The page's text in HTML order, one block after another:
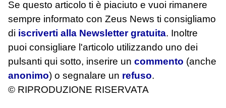
Se questo articolo ti è piaciuto e vuoi rimanere
sempre informato con Zeus News ti consigliamo
di iscriverti alla Newsletter gratuita. Inoltre
puoi consigliare l'articolo utilizzando uno dei
pulsanti qui sotto, inserire un commento (anche
anonimo) o segnalare un refuso.
© RIPRODUZIONE RISERVATA